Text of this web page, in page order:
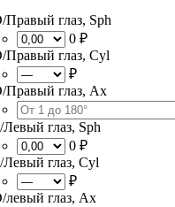
Правый глаз, Sph
0 ₽
Правый глаз, Cyl
₽
Правый глаз, Ax
Левый глаз, Sph
0 ₽
Левый глаз, Cyl
₽
левый глаз, Ax